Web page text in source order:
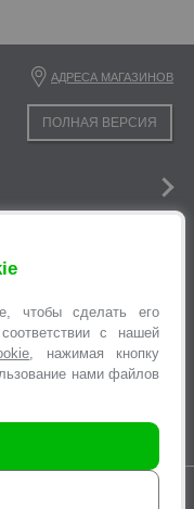
р
чтобы сделать его
с нашей
, нажимая кнопку
нами файлов
АДРЕСА МАГАЗИНОВ
ПОЛНАЯ ВЕРСИЯ
21.00 без выходных